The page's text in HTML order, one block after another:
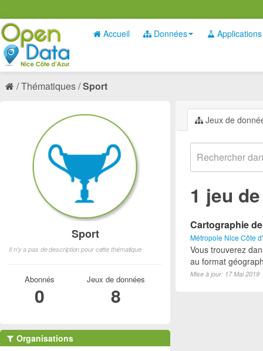
Accueil Données Applications
Thématiques Sport
Jeux de
1 jeu
Cartographie
Métropole Nice Côte
Vous trouverez
au format
Mise à jour: 17 Mai 2019
Sport
Il n'y a pas de description pour cette thématique
Abonnés
0
Jeux de données
8
Organisations